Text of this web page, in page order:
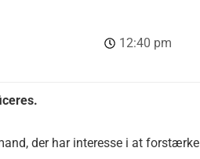
12:40 pm
der har interesse i at forstærke